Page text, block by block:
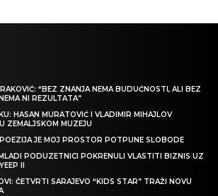
“BEZ ZNANJA NEMA BUDUĆNOSTI, ALI BEZ
NI REZULTATA”
HASAN MURATOVIĆ I VLADIMIR MIHAJLOV
ZEMALJSKOM MUZEJU
JE MOJ PROSTOR POTPUNE SLOBODE
PODUZETNICI POKRENULI VLASTITI BIZNIS UZ
II
ČETVRTI SARAJEVO “KIDS STAR” TRAŽI NOVU